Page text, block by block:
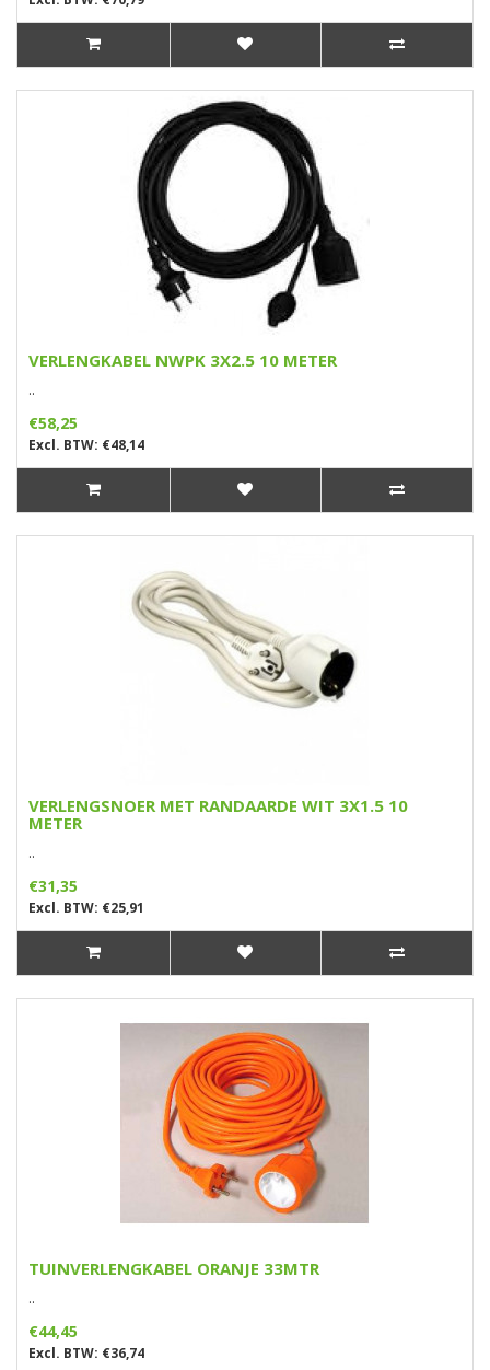
VERLENGKABEL NWPK 3X2.5 10 METER
..
€58,25
Excl. BTW: €48,14
VERLENGSNOER MET RANDAARDE WIT 3X1.5 10
METER
..
€31,35
Excl. BTW: €25,91
TUINVERLENGKABEL ORANJE 33MTR
..
€44,45
Excl. BTW: €36,74